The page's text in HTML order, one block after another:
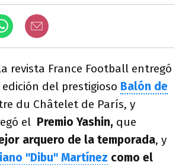
revista France Football entregó
del prestigioso Balón de
du Châtelet de París, y
el Premio Yashin, que
arquero de la temporada, y
"Dibu" Martínez como el